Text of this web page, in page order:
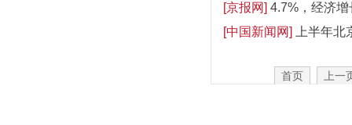
[京报网] 4.7%，经济
[中国新闻网]
上半年北
首页 上一